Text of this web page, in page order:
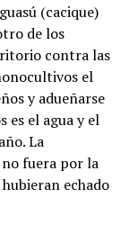
(cacique)
de los
contra las
el
y adueñarse
es el agua y el
La
fuera por la
echado